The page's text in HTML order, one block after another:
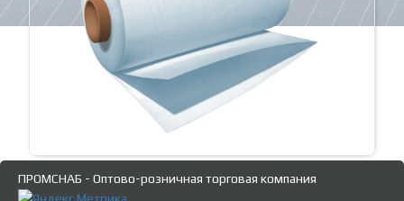
ПРОМСНАБ - Оптово-розничная торговая компания